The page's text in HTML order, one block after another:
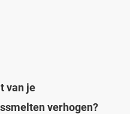
van je
verhogen?